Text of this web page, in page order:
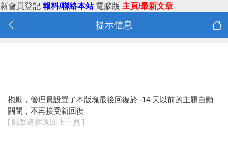
新會員登記 報料/聯絡本站 電腦版 主頁/最新文章
提示信息
抱歉，管理員設置了本版塊最後回復於 -14 天以前的主題自動
關閉，不再接受新回復
[ 點擊這裡返回上一頁 ]